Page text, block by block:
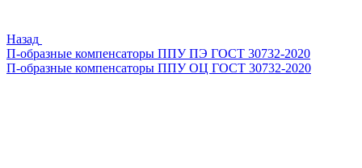
Назад
П-образные компенсаторы ППУ ПЭ ГОСТ 30732-2020
П-образные компенсаторы ППУ ОЦ ГОСТ 30732-2020